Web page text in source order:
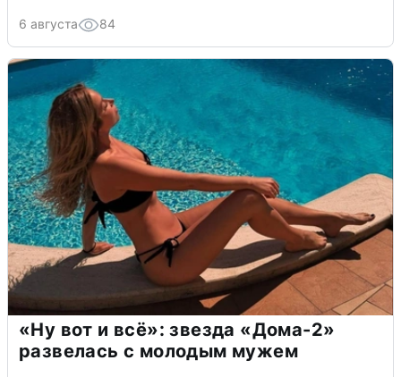
6 августа 84
«Ну вот и всё»: звезда «Дома-2»
развелась с молодым мужем